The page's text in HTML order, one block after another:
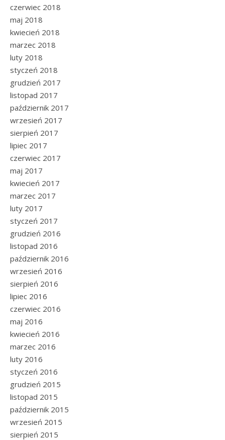
czerwiec 2018
maj 2018
kwiecień 2018
marzec 2018
luty 2018
styczeń 2018
grudzień 2017
listopad 2017
październik 2017
wrzesień 2017
sierpień 2017
lipiec 2017
czerwiec 2017
maj 2017
kwiecień 2017
marzec 2017
luty 2017
styczeń 2017
grudzień 2016
listopad 2016
październik 2016
wrzesień 2016
sierpień 2016
lipiec 2016
czerwiec 2016
maj 2016
kwiecień 2016
marzec 2016
luty 2016
styczeń 2016
grudzień 2015
listopad 2015
październik 2015
wrzesień 2015
sierpień 2015